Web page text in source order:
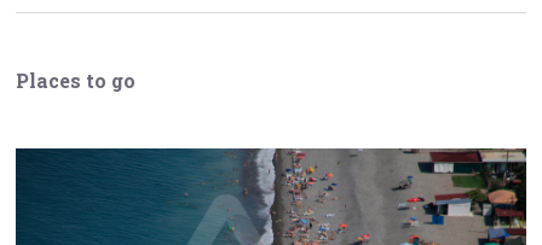
Places to go